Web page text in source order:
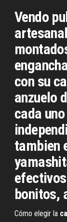
Vendo
con su
anzuelo
cada
tambien
bonitos,
Cómo elegir la